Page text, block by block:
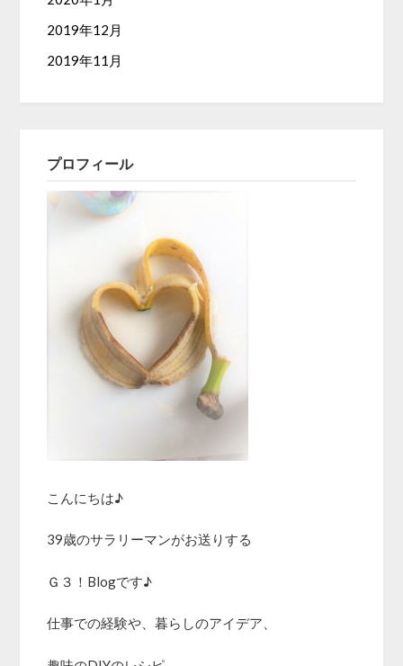
2019年12月
2019年11月
プロフィール
こんにちは♪
39歳のサラリーマンがお送りする
Ｇ３！Blogです♪
仕事での経験や、暮らしのアイデア、